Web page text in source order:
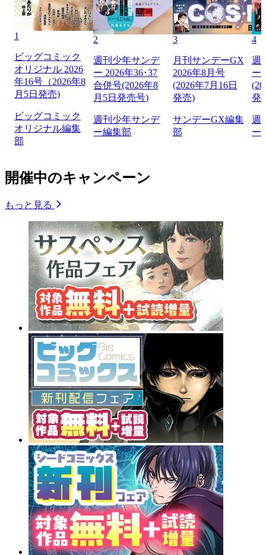
1
ビッグコミック
オリジナル 2026
年16号（2026年8
月5日発売)
ビッグコミック
オリジナル編集
部
2
週刊少年サンデ
ー 2026年36･37
合併号(2026年8
月5日発売号)
週刊少年サンデ
ー編集部
3
月刊サンデーGX
2026年8月号
(2026年7月16日
発売)
サンデーGX編集
部
4
週
ー
発
週
ー
開催中のキャンペーン
もっと見る